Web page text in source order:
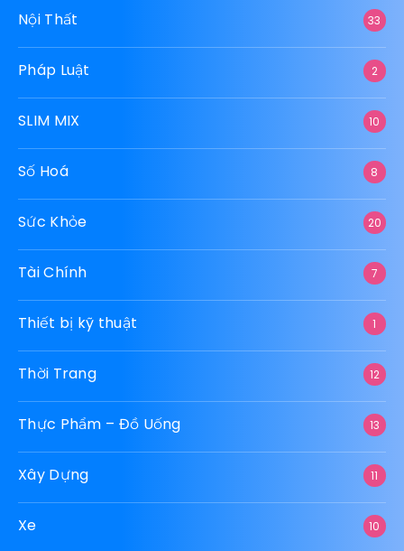
Nội Thất 33
Pháp Luật 2
SLIM MIX 10
Số Hoá 8
Sức Khỏe 20
Tài Chính 7
Thiết bị kỹ thuật 1
Thời Trang 12
Thực Phẩm – Đồ Uống 13
Xây Dựng 11
Xe 10